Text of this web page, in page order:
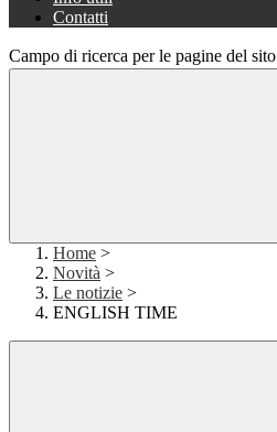
Contatti
Campo di ricerca per le pagine del sito
Home >
Novità >
Le notizie >
ENGLISH TIME